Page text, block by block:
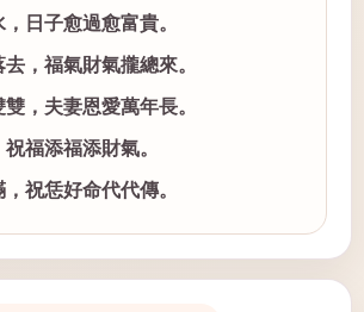
日子愈過愈富貴。
，福氣財氣攏總來。
，夫妻恩愛萬年長。
福添福添財氣。
祝恁好命代代傳。